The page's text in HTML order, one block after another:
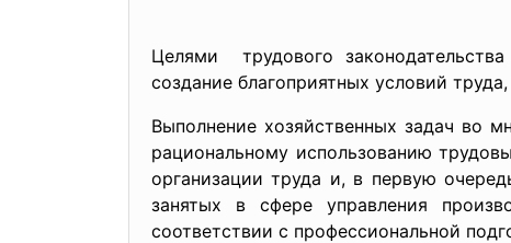
Целями трудового
создание благоприятных условий
Выполнение хозяйственных задач во
рациональному использованию
организации труда и, в первую
занятых в сфере управления
соответствии с профессиональной